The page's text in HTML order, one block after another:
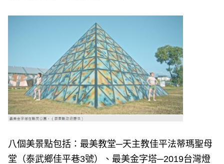
八個美景點包括：最美教堂─天主教佳平法蒂瑪聖母
堂（泰武鄉佳平巷3號）、最美金字塔─2019台灣燈